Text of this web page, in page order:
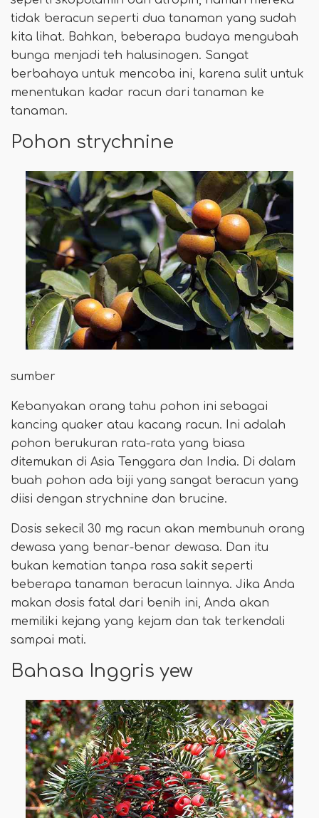
tidak beracun seperti dua tanaman yang sudah
kita lihat. Bahkan, beberapa budaya mengubah
bunga menjadi teh halusinogen. Sangat
berbahaya untuk mencoba ini, karena sulit untuk
menentukan kadar racun dari tanaman ke
tanaman.
Pohon strychnine
sumber
Kebanyakan orang tahu pohon ini sebagai
kancing quaker atau kacang racun. Ini adalah
pohon berukuran rata-rata yang biasa
ditemukan di Asia Tenggara dan India. Di dalam
buah pohon ada biji yang sangat beracun yang
diisi dengan strychnine dan brucine.
Dosis sekecil 30 mg racun akan membunuh orang
dewasa yang benar-benar dewasa. Dan itu
bukan kematian tanpa rasa sakit seperti
beberapa tanaman beracun lainnya. Jika Anda
makan dosis fatal dari benih ini, Anda akan
memiliki kejang yang kejam dan tak terkendali
sampai mati.
Bahasa Inggris yew